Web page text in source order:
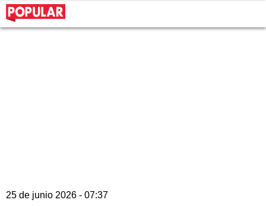
25 de junio 2026 - 07:37